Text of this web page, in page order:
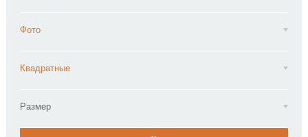
Фото
Квадратные
Размер